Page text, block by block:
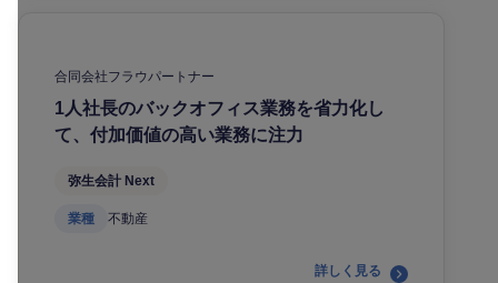
合同会社フラウパートナー
1人社長のバックオフィス業務を省力化し
て、付加価値の高い業務に注力
弥生会計 Next
業種 不動産
詳しく見る